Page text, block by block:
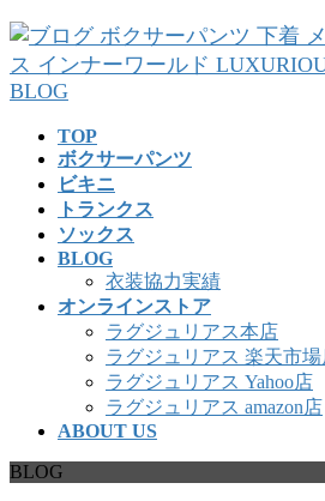
コ
ン
テ
ン
ナ
ビ
ゲ
ー
TOP
ボクサーパンツ
ビキニ
トランクス
ソックス
BLOG
衣装協力実績
オンラインストア
ラグジュリアス本店
ラグジュリアス 楽天市場
ラグジュリアス Yahoo店
ラグジュリアス amazon店
ABOUT US
BLOG